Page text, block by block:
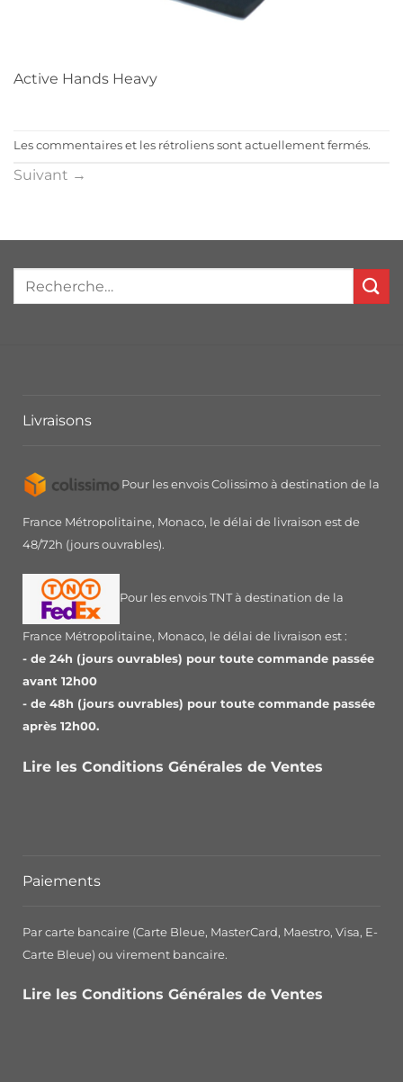
Active Hands Heavy
Les commentaires et les rétroliens sont actuellement fermés.
Suivant →
Livraisons
Pour les envois Colissimo à destination de la
France Métropolitaine, Monaco, le délai de livraison est de
48/72h (jours ouvrables).
Pour les envois TNT à destination de la
France Métropolitaine, Monaco, le délai de livraison est :
- de 24h (jours ouvrables) pour toute commande passée
avant 12h00
- de 48h (jours ouvrables) pour toute commande passée
après 12h00.
Lire les Conditions Générales de Ventes
Paiements
Par carte bancaire (Carte Bleue, MasterCard, Maestro, Visa, E-
Carte Bleue) ou virement bancaire.
Lire les Conditions Générales de Ventes